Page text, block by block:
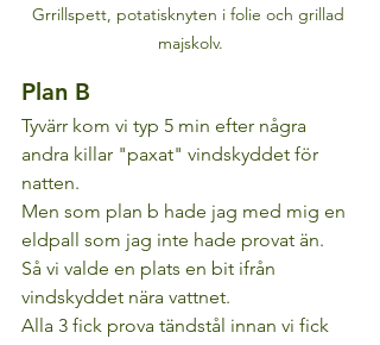
Grrillspett, potatisknyten i folie och grillad
majskolv.
Plan B
Tyvärr kom vi typ 5 min efter några
andra killar "paxat" vindskyddet för
natten.
Men som plan b hade jag med mig en
eldpall som jag inte hade provat än.
Så vi valde en plats en bit ifrån
vindskyddet nära vattnet.
Alla 3 fick prova tändstål innan vi fick